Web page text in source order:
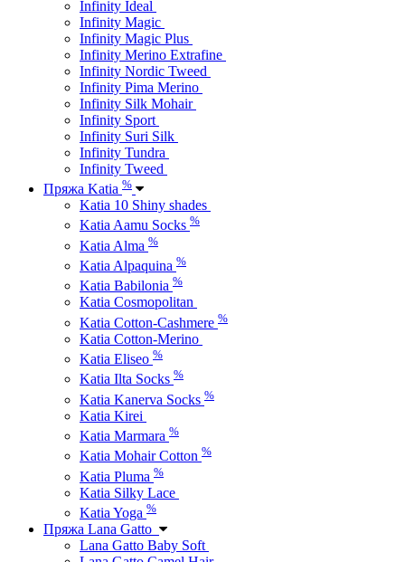
Infinity Ideal
Infinity Magic
Infinity Magic Plus
Infinity Merino Extrafine
Infinity Nordic Tweed
Infinity Pima Merino
Infinity Silk Mohair
Infinity Sport
Infinity Suri Silk
Infinity Tundra
Infinity Tweed
Пряжа Katia %
Katia 10 Shiny shades
Katia Aamu Socks %
Katia Alma %
Katia Alpaquina %
Katia Babilonia %
Katia Cosmopolitan
Katia Cotton-Cashmere %
Katia Cotton-Merino
Katia Eliseo %
Katia Ilta Socks %
Katia Kanerva Socks %
Katia Kirei
Katia Marmara %
Katia Mohair Cotton %
Katia Pluma %
Katia Silky Lace
Katia Yoga %
Пряжа Lana Gatto
Lana Gatto Baby Soft